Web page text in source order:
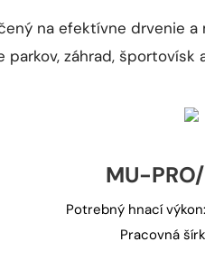
na efektívne drvenie
záhrad, športovísk
MU-
Potrebný hnací
Pracovná